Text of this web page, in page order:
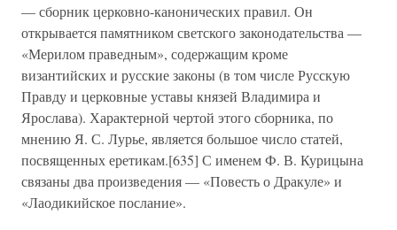
— сборник церковно-канонических правил. Он
открывается памятником светского законодательства —
«Мерилом праведным», содержащим кроме
византийских и русские законы (в том числе Русскую
Правду и церковные уставы князей Владимира и
Ярослава). Характерной чертой этого сборника, по
мнению Я. С. Лурье, является большое число статей,
посвященных еретикам.[635] С именем Ф. В. Курицына
связаны два произведения — «Повесть о Дракуле» и
«Лаодикийское послание».